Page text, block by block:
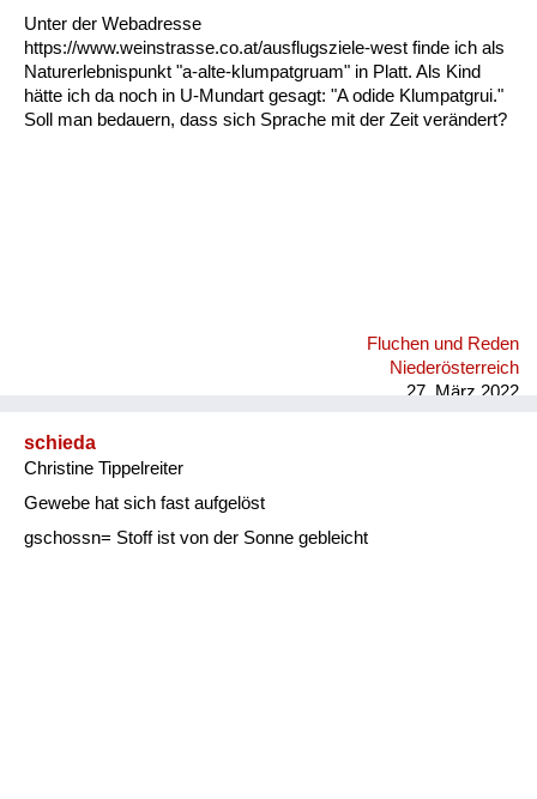
Unter der Webadresse
https://www.weinstrasse.co.at/ausflugsziele-west finde ich als
Naturerlebnispunkt "a-alte-klumpatgruam" in Platt. Als Kind
hätte ich da noch in U-Mundart gesagt: "A odide Klumpatgrui."
Soll man bedauern, dass sich Sprache mit der Zeit verändert?
Fluchen und Reden
Niederösterreich
27. März 2022
schieda
Christine Tippelreiter
Gewebe hat sich fast aufgelöst
gschossn= Stoff ist von der Sonne gebleicht